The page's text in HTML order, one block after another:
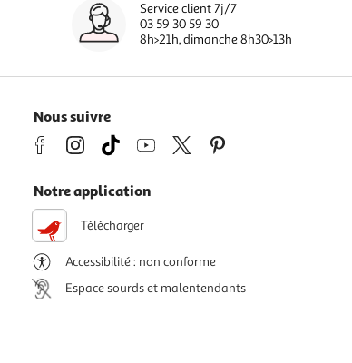
Service client 7j/7
03 59 30 59 30
8h>21h, dimanche 8h30>13h
Nous suivre
Notre application
Télécharger
Accessibilité : non conforme
Espace sourds et malentendants